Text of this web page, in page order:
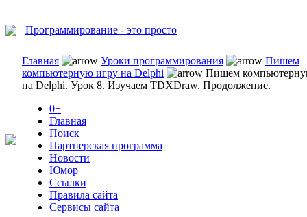
Программирование - это просто
Главная Уроки программирования
Пишем
компьютерную игру на Delphi
Пишем
на Delphi. Урок 8. Изучаем TDXDraw. Продолжение.
0+
Главная
Поиск
Партнерская программа
Новости
Юмор
Ссылки
Правила сайта
Сервисы сайта